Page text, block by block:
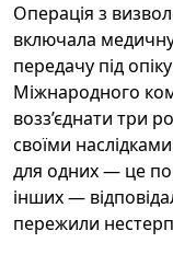
Операція з
включала медичну
передачу під
Міжнародного
возз’єднати три
своїми
для одних — це
інших —
пережили